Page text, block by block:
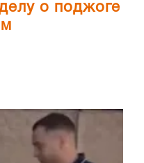
о поджоге